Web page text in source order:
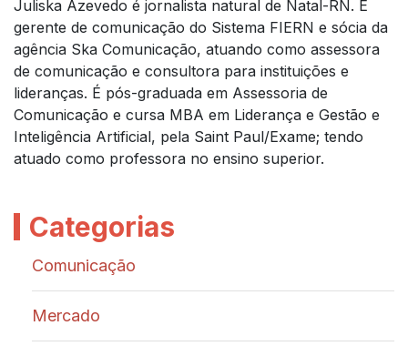
Juliska Azevedo é jornalista natural de Natal-RN. É
gerente de comunicação do Sistema FIERN e sócia da
agência Ska Comunicação, atuando como assessora
de comunicação e consultora para instituições e
lideranças. É pós-graduada em Assessoria de
Comunicação e cursa MBA em Liderança e Gestão e
Inteligência Artificial, pela Saint Paul/Exame; tendo
atuado como professora no ensino superior.
Categorias
Comunicação
Mercado